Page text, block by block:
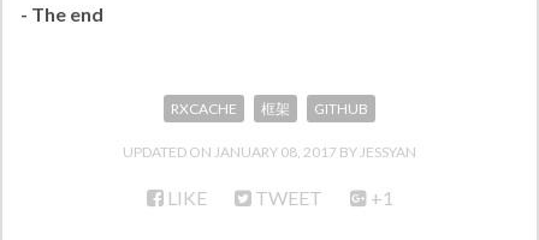
- The end
RXCACHE 框架 GITHUB
UPDATED ON JANUARY 08, 2017 JESSYAN
LIKE TWEET +1